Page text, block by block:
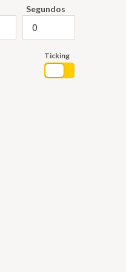
Segundos
Ticking